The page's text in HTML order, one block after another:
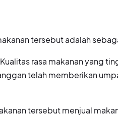
tersebut adalah
rasa makanan yang
telah memberikan
tersebut menjual